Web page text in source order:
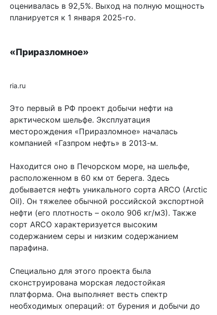
оценивалась в 92,5%. Выход на полную мощность
планируется к 1 января 2025-го.
«Приразломное»
ria.ru
Это первый в РФ проект добычи нефти на
арктическом шельфе. Эксплуатация
месторождения «Приразломное» началась
компанией «Газпром нефть» в 2013-м.
Находится оно в Печорском море, на шельфе,
расположенном в 60 км от берега. Здесь
добывается нефть уникального сорта ARCO (Arctic
Oil). Он тяжелее обычной российской экспортной
нефти (его плотность – около 906 кг/м3). Также
сорт ARCO характеризуется высоким
содержанием серы и низким содержанием
парафина.
Специально для этого проекта была
сконструирована морская ледостойкая
платформа. Она выполняет весть спектр
необходимых операций: от бурения и добычи до